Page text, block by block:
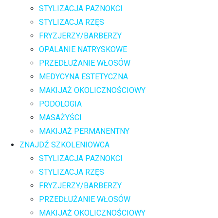
STYLIZACJA PAZNOKCI
STYLIZACJA RZĘS
FRYZJERZY/BARBERZY
OPALANIE NATRYSKOWE
PRZEDŁUŻANIE WŁOSÓW
MEDYCYNA ESTETYCZNA
MAKIJAŻ OKOLICZNOŚCIOWY
PODOLOGIA
MASAŻYŚCI
MAKIJAŻ PERMANENTNY
ZNAJDŹ SZKOLENIOWCA
STYLIZACJA PAZNOKCI
STYLIZACJA RZĘS
FRYZJERZY/BARBERZY
PRZEDŁUŻANIE WŁOSÓW
MAKIJAŻ OKOLICZNOŚCIOWY